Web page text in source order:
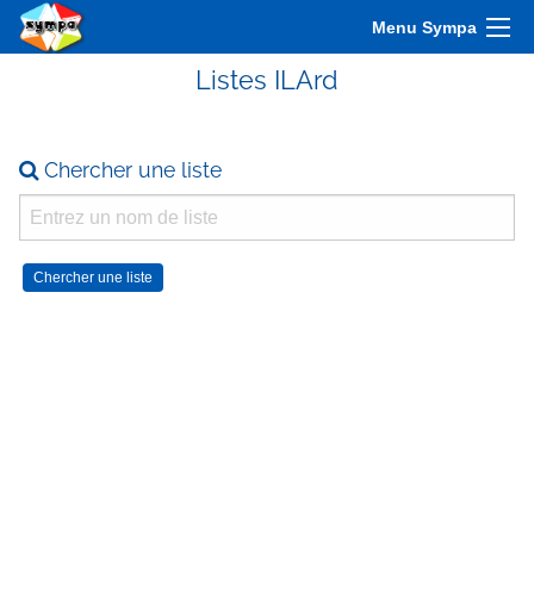
Menu Sympa
Listes ILArd
Chercher une liste